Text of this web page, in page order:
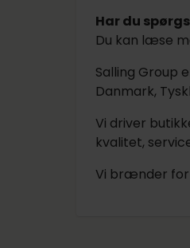
Har du
Du kan læse
Salling Group
Danmark,
Vi driver
kvalitet,
Vi brænder for